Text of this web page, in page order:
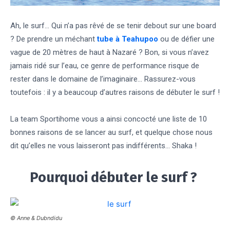
Ah, le surf… Qui n’a pas rêvé de se tenir debout sur une board
? De prendre un méchanttube à Teahupoo ou de défier une
vague de 20 mètres de haut à Nazaré ? Bon, si vous n’avez
jamais ridé sur l’eau, ce genre de performance risque de
rester dans le domaine de l’imaginaire… Rassurez-vous
toutefois : il y a beaucoup d’autres raisons de débuter le surf !
La team Sportihome vous a ainsi concocté une liste de 10
bonnes raisons de se lancer au surf, et quelque chose nous
dit qu’elles ne vous laisseront pas indifférents… Shaka !
Pourquoi débuter le surf ?
© Anne & Dubndidu